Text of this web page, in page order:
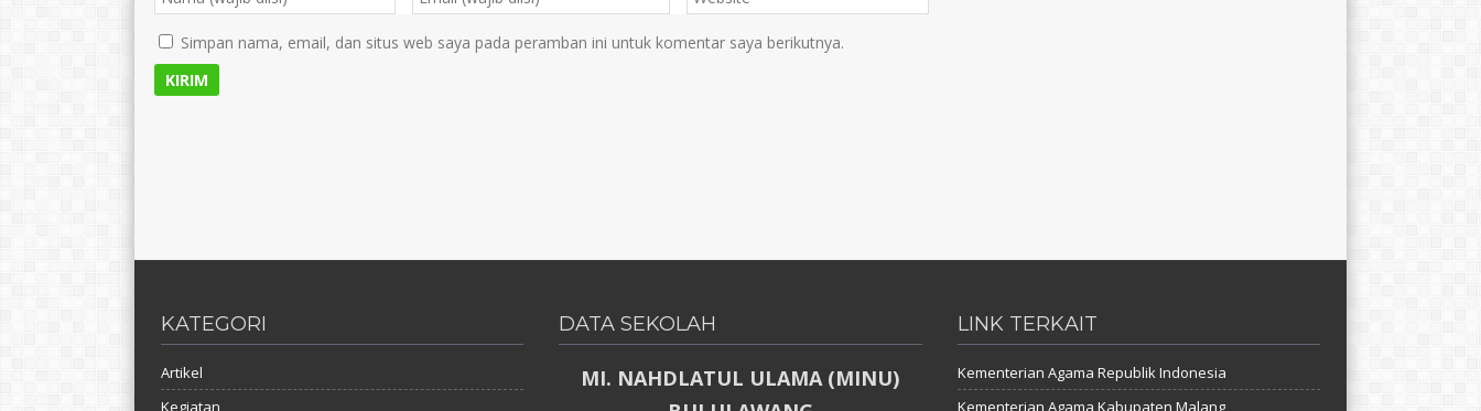
Simpan nama, email, dan situs web saya pada peramban ini untuk komentar saya berikutnya.
KATEGORI
Artikel
Kegiatan
DATA SEKOLAH
MI. NAHDLATUL ULAMA (MINU)
LINK TERKAIT
Kementerian Agama Republik Indonesia
Kementerian Agama Kabupaten Malang